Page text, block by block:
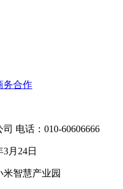
务合作
电话：010-60606666
月24日
智慧产业园